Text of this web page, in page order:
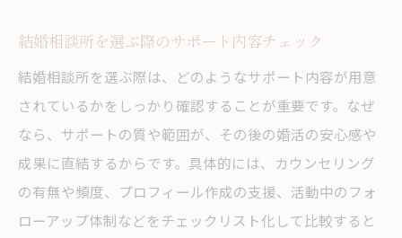
結婚相談所を選ぶ際のサポート内容チェック
結婚相談所を選ぶ際は、どのようなサポート内容が用意
されているかをしっかり確認することが重要です。なぜ
なら、サポートの質や範囲が、その後の婚活の安心感や
成果に直結するからです。具体的には、カウンセリング
の有無や頻度、プロフィール作成の支援、活動中のフォ
ローアップ体制などをチェックリスト化して比較すると